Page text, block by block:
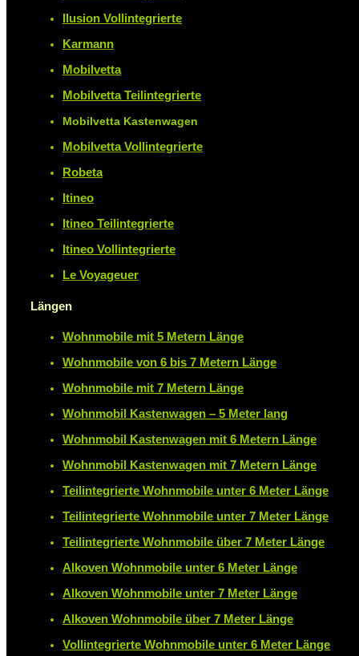
Ilusion Vollintegrierte
Karmann
Mobilvetta
Mobilvetta Teilintegrierte
Mobilvetta Kastenwagen
Mobilvetta Vollintegrierte
Robeta
Itineo
Itineo Teilintegrierte
Itineo Vollintegrierte
Le Voyageuer
Längen
Wohnmobile mit 5 Metern Länge
Wohnmobile von 6 bis 7 Metern Länge
Wohnmobile mit 7 Metern Länge
Wohnmobil Kastenwagen – 5 Meter lang
Wohnmobil Kastenwagen mit 6 Metern Länge
Wohnmobil Kastenwagen mit 7 Metern Länge
Teilintegrierte Wohnmobile unter 6 Meter Länge
Teilintegrierte Wohnmobile unter 7 Meter Länge
Teilintegrierte Wohnmobile über 7 Meter Länge
Alkoven Wohnmobile unter 6 Meter Länge
Alkoven Wohnmobile unter 7 Meter Länge
Alkoven Wohnmobile über 7 Meter Länge
Vollintegrierte Wohnmobile unter 6 Meter Länge